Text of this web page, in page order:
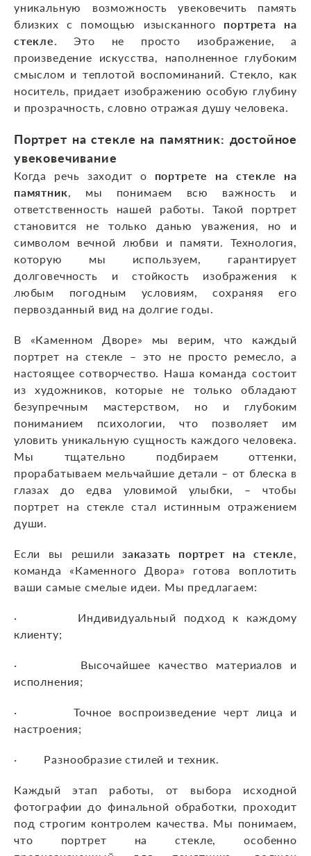
уникальную возможность увековечить память
близких с помощью изысканного портрета на
стекле. Это не просто изображение, а
произведение искусства, наполненное глубоким
смыслом и теплотой воспоминаний. Стекло, как
носитель, придает изображению особую глубину
и прозрачность, словно отражая душу человека.
Портрет на стекле на памятник: достойное
увековечивание
Когда речь заходит о портрете на стекле на
памятник, мы понимаем всю важность и
ответственность нашей работы. Такой портрет
становится не только данью уважения, но и
символом вечной любви и памяти. Технология,
которую мы используем, гарантирует
долговечность и стойкость изображения к
любым погодным условиям, сохраняя его
первозданный вид на долгие годы.
В «Каменном Дворе» мы верим, что каждый
портрет на стекле – это не просто ремесло, а
настоящее сотворчество. Наша команда состоит
из художников, которые не только обладают
безупречным мастерством, но и глубоким
пониманием психологии, что позволяет им
уловить уникальную сущность каждого человека.
Мы тщательно подбираем оттенки,
прорабатываем мельчайшие детали – от блеска в
глазах до едва уловимой улыбки, – чтобы
портрет на стекле стал истинным отражением
души.
Если вы решили заказать портрет на стекле,
команда «Каменного Двора» готова воплотить
ваши самые смелые идеи. Мы предлагаем:
· Индивидуальный подход к каждому
клиенту;
· Высочайшее качество материалов и
исполнения;
· Точное воспроизведение черт лица и
настроения;
· Разнообразие стилей и техник.
Каждый этап работы, от выбора исходной
фотографии до финальной обработки, проходит
под строгим контролем качества. Мы понимаем,
что портрет на стекле, особенно